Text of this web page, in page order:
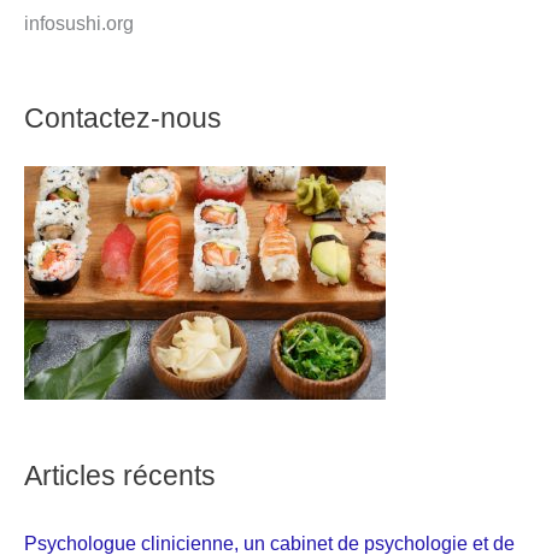
infosushi.org
Contactez-nous
Articles récents
Psychologue clinicienne, un cabinet de psychologie et de